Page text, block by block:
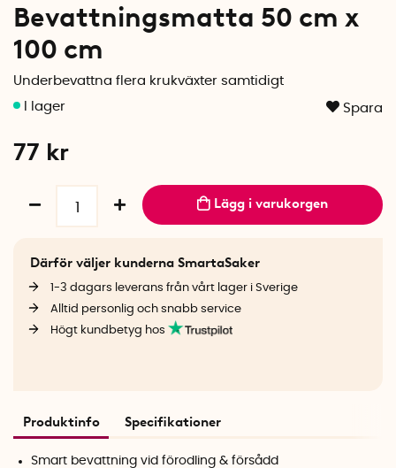
Bevattningsmatta 50 cm x
100 cm
Underbevattna flera krukväxter samtidigt
Spara
77 kr
Lägg i varukorgen
Därför väljer kunderna SmartaSaker
1-3 dagars leverans från vårt lager i Sverige
Alltid personlig och snabb service
Högt kundbetyg hos
Produktinfo Specifikationer
Smart bevattning vid förodling & försådd